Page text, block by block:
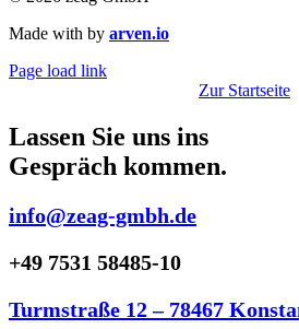
Made with by arven.io
Page load link
Zur Startseite
Lassen Sie uns ins
Gespräch kommen.
info@zeag-gmbh.de
+49 7531 58485-10
Turmstraße 12 – 78467